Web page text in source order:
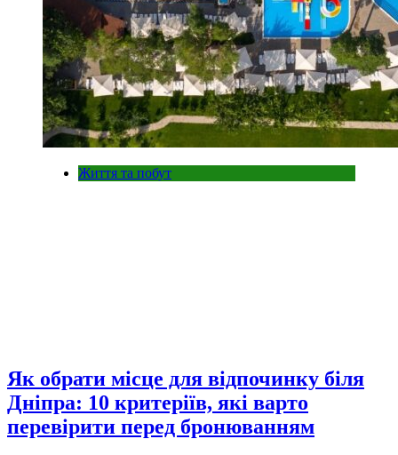
Життя та побут
Як обрати місце для відпочинку біля
Дніпра: 10 критеріїв, які варто
перевірити перед бронюванням